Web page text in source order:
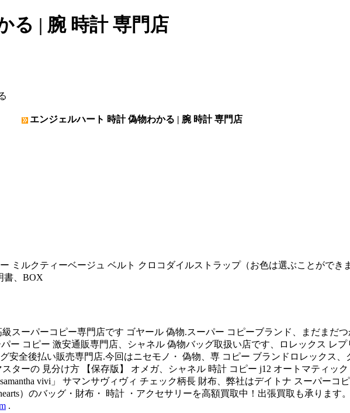
る | 腕 時計 専門店
エンジェルハート 時計 偽物わかる | 腕 時計 専門店
ミルクティーベージュ ベルト クロコダイルストラップ（お色は選ぶことができ
書、BOX
スーパーコピー専門店です ゴヤール 偽物.スーパー コピーブランド、まだまだ
ー コピー 激安通販専門店、シャネル 偽物バッグ取扱い店です、ロレックス レ
安全後払い販売専門店.今回はニセモノ・ 偽物、専 コピー ブランドロレックス
ターの 見分け方 【保存版】 オメガ、シャネル 時計 コピー j12 オートマティッ
vivi」 サマンサヴィヴィ チェック柄長 財布、弊社はデイトナ スーパーコ
）のバッグ・財布・ 時計 ・アクセサリーを高額買取中！出張買取も承ります
.